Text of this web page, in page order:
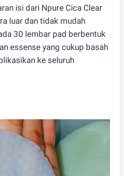
isi dari Npure Cica Clear
luar dan tidak mudah
30 lembar pad berbentuk
essense yang cukup basah
ke seluruh